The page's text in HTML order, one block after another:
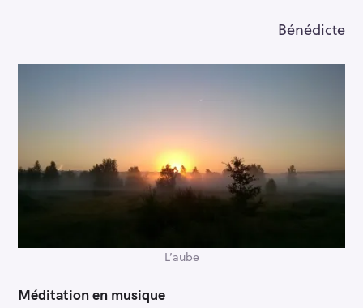
Bénédicte
L’aube
Méditation en musique